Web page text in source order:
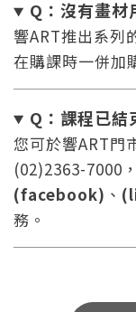
您將收到
系
點擊下方「
Q：沒有畫材
響ART推出系列
在購課時一併加
Q：課程已結
您可於響ART門
(02)2363-7000
(facebook) 、
務。